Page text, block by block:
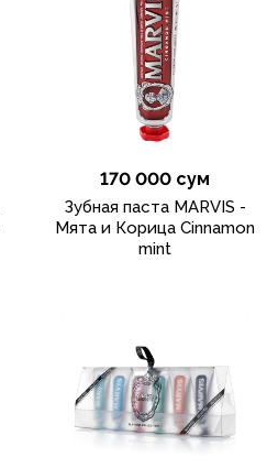
170 000 сум
Зубная паста MARVIS -
Мята и Корица Cinnamon
mint